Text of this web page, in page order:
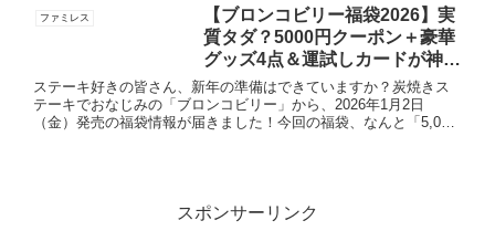
をした...
ファミレス
【ブロンコビリー福袋2026】実
質タダ？5000円クーポン＋豪華
グッズ4点＆運試しカードが神す
ぎる！
ステーキ好きの皆さん、新年の準備はできていますか？炭焼きス
テーキでおなじみの「ブロンコビリー」から、2026年1月2日
（金）発売の福袋情報が届きました！今回の福袋、なんと「5,000
スポンサーリンク